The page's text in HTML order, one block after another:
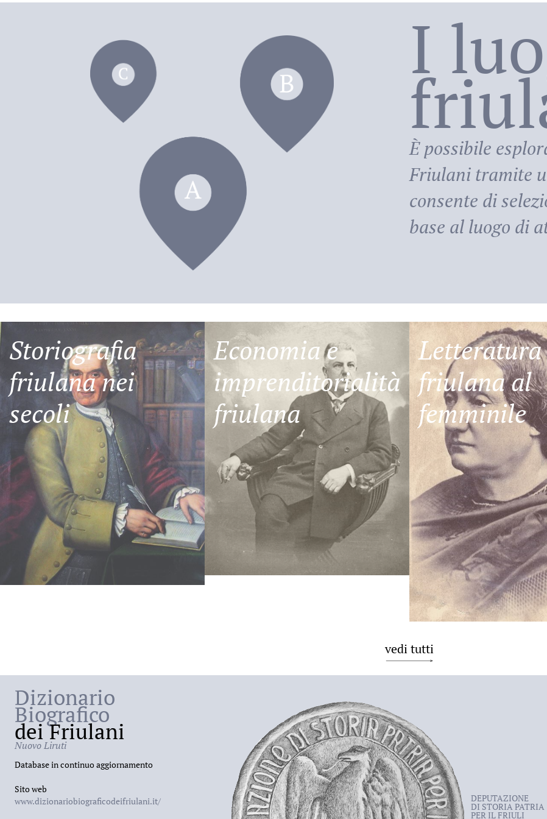
dei
I
È possibile
Friulani tramite
consente di
base al luogo di
Storiografia
friulana nei
secoli
Economia e
imprenditorialità
friulana
Letteratura
friulana al
femminile
vedi tutti
Dizionario
Biografico
dei Friulani
Nuovo Liruti
Database in continuo aggiornamento
Sito web
www.dizionariobiograficodeifriulani.it/
DEPUTAZIONE
DI STORIA PATRIA
PER IL FRIULI